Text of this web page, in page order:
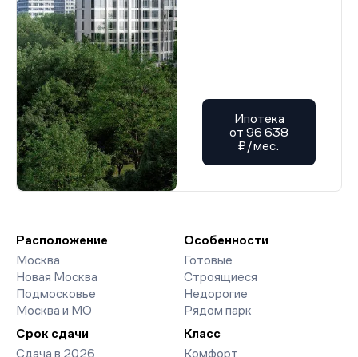
Ипотека
от 96 638
₽/мес.
Расположение
Москва
Новая Москва
Подмосковье
Москва и МО
Особенности
Готовые
Строящиеся
Недорогие
Рядом парк
Срок сдачи
Сдача в 2026
Класс
Комфорт